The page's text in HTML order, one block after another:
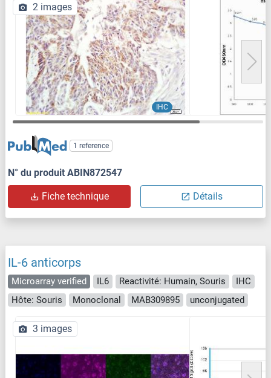
IHC
2 images
1 reference
N° du produit ABIN872547
Fiche technique Détails
IL-6 anticorps
Microarray verified IL6 Reactivité: Humain, Souris
IHC
Hôte: Souris
Monoclonal MAB309895 unconjugated
3 images